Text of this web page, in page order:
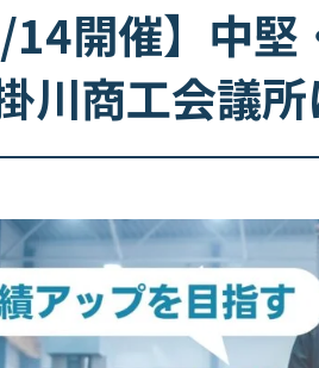
14開催】中
川商工会議